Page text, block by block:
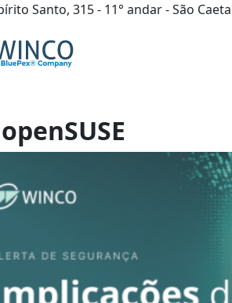
Santo, 315 - 11° andar - São
openSUSE